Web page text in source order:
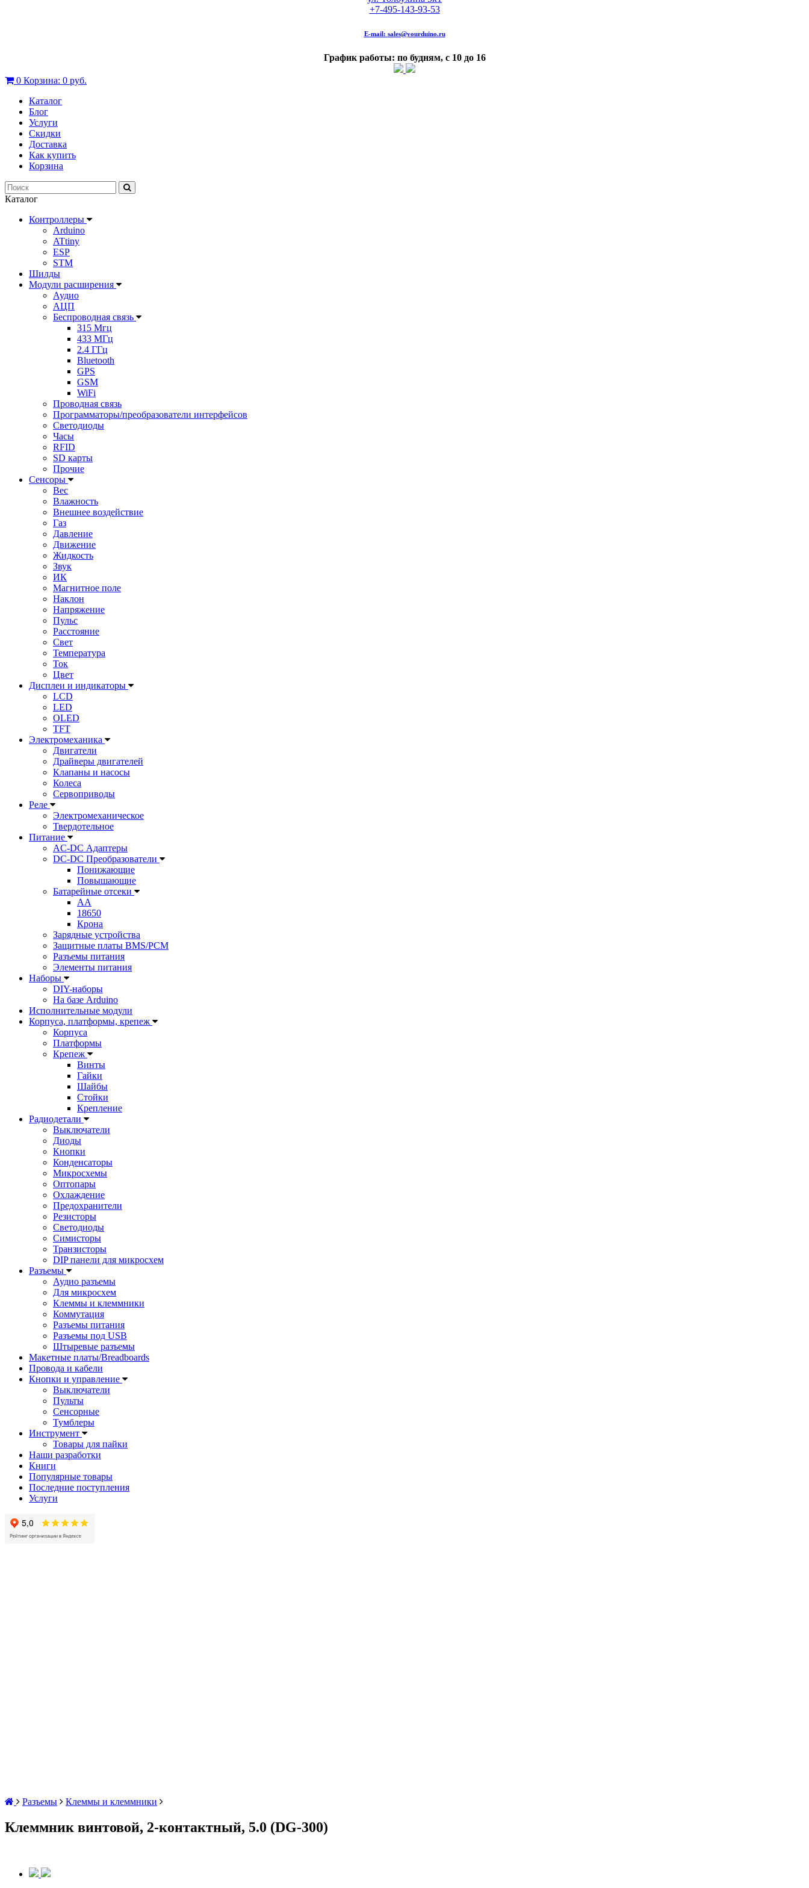
+7-495-143-93-53
E-mail: sales@yourduino.ru
График работы: по будням, с 10 до 16
0 Корзина: 0 руб.
Каталог
Блог
Услуги
Скидки
Доставка
Как купить
Корзина
Каталог
Контроллеры
Arduino
ATtiny
ESP
STM
Шилды
Модули расширения
Аудио
АЦП
Беспроводная связь
315 Мгц
433 МГц
2.4 ГГц
Bluetooth
GPS
GSM
WiFi
Проводная связь
Программаторы/преобразователи интерфейсов
Светодиоды
Часы
RFID
SD карты
Прочие
Сенсоры
Вес
Влажность
Внешнее воздействие
Газ
Давление
Движение
Жидкость
Звук
ИК
Магнитное поле
Наклон
Напряжение
Пульс
Расстояние
Свет
Температура
Ток
Цвет
Дисплеи и индикаторы
LCD
LED
OLED
TFT
Электромеханика
Двигатели
Драйверы двигателей
Клапаны и насосы
Колеса
Сервоприводы
Реле
Электромеханическое
Твердотельное
Питание
AC-DC Адаптеры
DC-DC Преобразователи
Понижающие
Повышающие
Батарейные отсеки
AA
18650
Крона
Зарядные устройства
Защитные платы BMS/PCM
Разъемы питания
Элементы питания
Наборы
DIY-наборы
На базе Arduino
Исполнительные модули
Корпуса, платформы, крепеж
Корпуса
Платформы
Крепеж
Винты
Гайки
Шайбы
Стойки
Крепление
Радиодетали
Выключатели
Диоды
Кнопки
Конденсаторы
Микросхемы
Оптопары
Охлаждение
Предохранители
Резисторы
Светодиоды
Симисторы
Транзисторы
DIP панели для микросхем
Разъемы
Аудио разъемы
Для микросхем
Клеммы и клеммники
Коммутация
Разъемы питания
Разъемы под USB
Штыревые разъемы
Макетные платы/Breadboards
Провода и кабели
Кнопки и управление
Выключатели
Пульты
Сенсорные
Тумблеры
Инструмент
Товары для пайки
Наши разработки
Книги
Популярные товары
Последние поступления
Услуги
Разъемы Клеммы и клеммники
Клеммник винтовой, 2-контактный, 5.0 (DG-300)